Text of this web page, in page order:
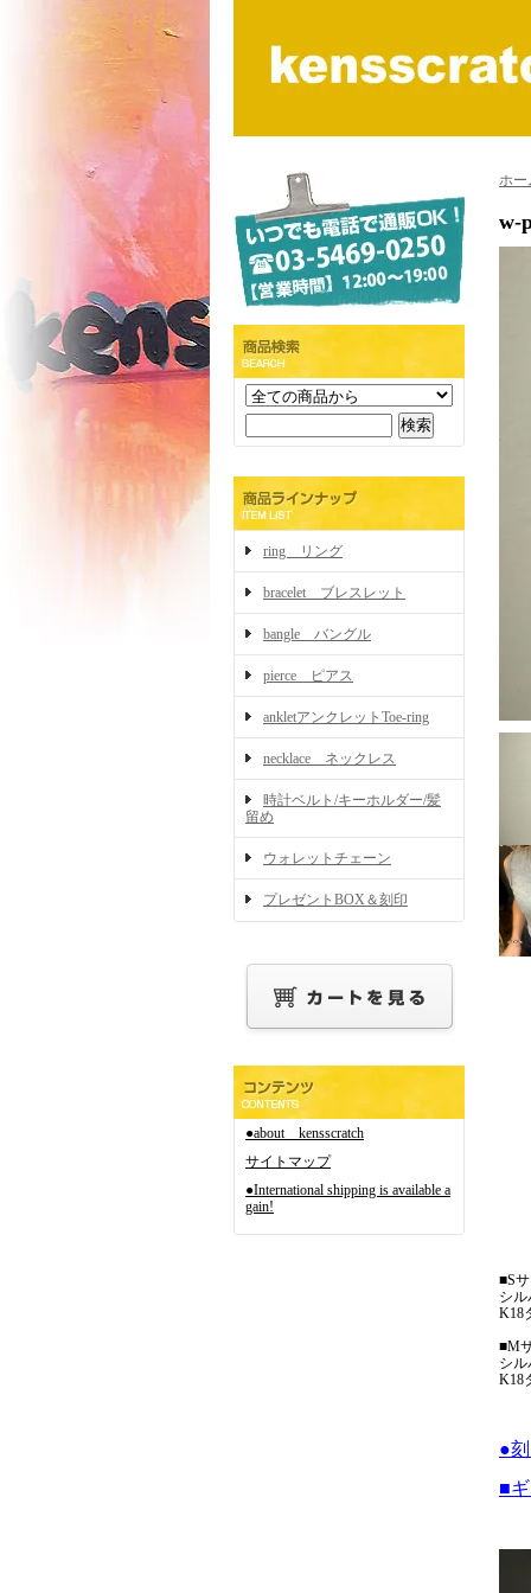
ring リング
bracelet ブレスレット
bangle バングル
pierce ピアス
ankletアンクレットToe-ring
necklace ネックレス
時計ベルト/キーホルダー/髪
留め
ウォレットチェーン
プレゼントBOX＆刻印
●about kensscratch
サイトマップ
●International shipping is available a
gain!
ホー
w-
■S
シル
K18
■M
シル
K18
●
■